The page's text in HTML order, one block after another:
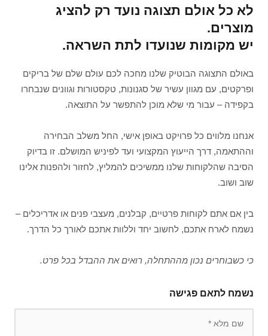
לא כל אולם תצוגה נועד רק להציג
מוצרים.
יש מקומות שנועדו לתת השראה.
באולם התצוגה הבוטיק שלנו מחכה לכם עולם שלם של בריקים
ופרקטים, עם מגוון עשיר של סגנונות, טקסטורות וגוונים שנבחרו
בקפידה – עבור מי שלא מוכן להתפשר על התוצאה.
אנחנו מלווים כל פרויקט באופן אישי, החל משלב הבחירה
וההתאמה, דרך הייעוץ המקצועי ועד לפיניש המושלם. זו בדיוק
הסיבה שהלקוחות שלנו ממשיכים להמליץ, לחזור ולהפנות אלינו
שוב ושוב.
בין אם אתם לקוחות פרטיים, קבלנים, מעצבי פנים או אדריכלים –
נשמח לארח אתכם, לחשוב יחד וללוות אתכם לאורך כל הדרך.
כי כשבוחרים נכון מההתחלה, רואים את ההבדל בכל פרט.
נשמח לתאם פגישה